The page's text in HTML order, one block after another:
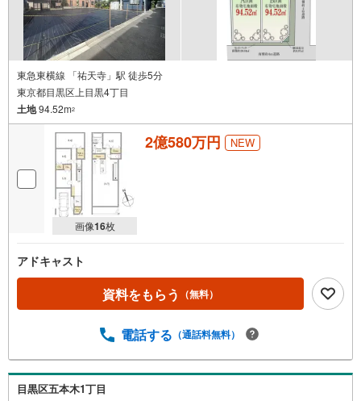
東急東横線 「祐天寺」駅 徒歩5分
東京都目黒区上目黒4丁目
土地94.52m2
画像16枚
2億580万円 NEW
アドキャスト
資料をもらう （無料）
電話する （通話料無料）
目黒区五本木1丁目